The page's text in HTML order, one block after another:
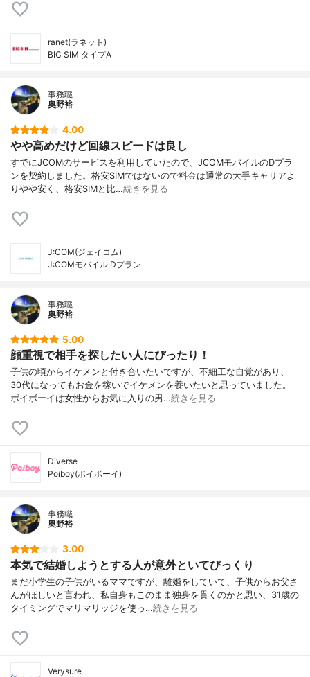
ranet(ラネット)
BIC SIM タイプA
事務職
奥野裕
4.00
やや高めだけど回線スピードは良し
すでにJCOMのサービスを利用していたので、JCOMモバイルのDプラ
ンを契約しました。格安SIMではないので料金は通常の大手キャリアよ
りやや安く、格安SIMと比…続きを見る
J:COM(ジェイコム)
J:COMモバイル Dプラン
事務職
奥野裕
5.00
顔重視で相手を探したい人にぴったり！
子供の頃からイケメンと付き合いたいですが、不細工な自覚があり、
30代になってもお金を稼いでイケメンを養いたいと思っていました。
ポイボーイは女性からお気に入りの男…続きを見る
Diverse
Poiboy(ポイボーイ)
事務職
奥野裕
3.00
本気で結婚しようとする人が意外といてびっくり
まだ小学生の子供がいるママですが、離婚をしていて、子供からお父さ
んがほしいと言われ、私自身もこのまま独身を貫くのかと思い、31歳の
タイミングでマリマリッジを使っ…続きを見る
Verysure